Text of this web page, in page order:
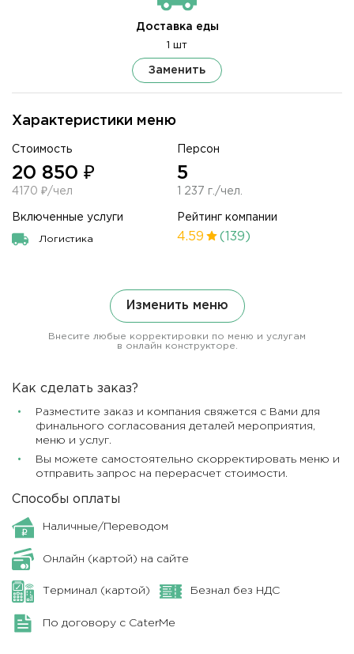
Характеристики меню
Стоимость
20 850 ₽
4170 ₽/чел
Персон
5
1 237 г./чел.
Включенные услуги
Логистика
Рейтинг компании
4.59 (139)
Изменить меню
Внесите любые корректировки по меню и услугам
в онлайн конструкторе.
Доставка еды
1 шт
Заменить
Как сделать заказ?
Разместите заказ и компания свяжется с Вами для
финального согласования деталей мероприятия,
меню и услуг.
Вы можете самостоятельно скорректировать меню и
отправить запрос на перерасчет стоимости.
Способы оплаты
Наличные/Переводом
Онлайн (картой) на сайте
Терминал (картой) Безнал без НДС
По договору с CaterMe